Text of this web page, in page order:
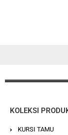
KOLEKSI
KURSI TAMU